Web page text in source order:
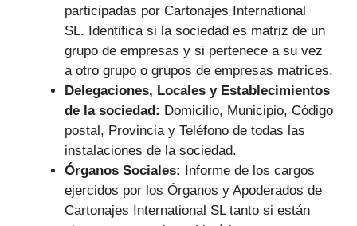
participadas por Cartonajes International
SL. Identifica si la sociedad es matriz de un
grupo de empresas y si pertenece a su vez
a otro grupo o grupos de empresas matrices.
Delegaciones, Locales y Establecimientos
de la sociedad: Domicilio, Municipio, Código
postal, Provincia y Teléfono de todas las
instalaciones de la sociedad.
Órganos Sociales: Informe de los cargos
ejercidos por los Órganos y Apoderados de
Cartonajes International SL tanto si están